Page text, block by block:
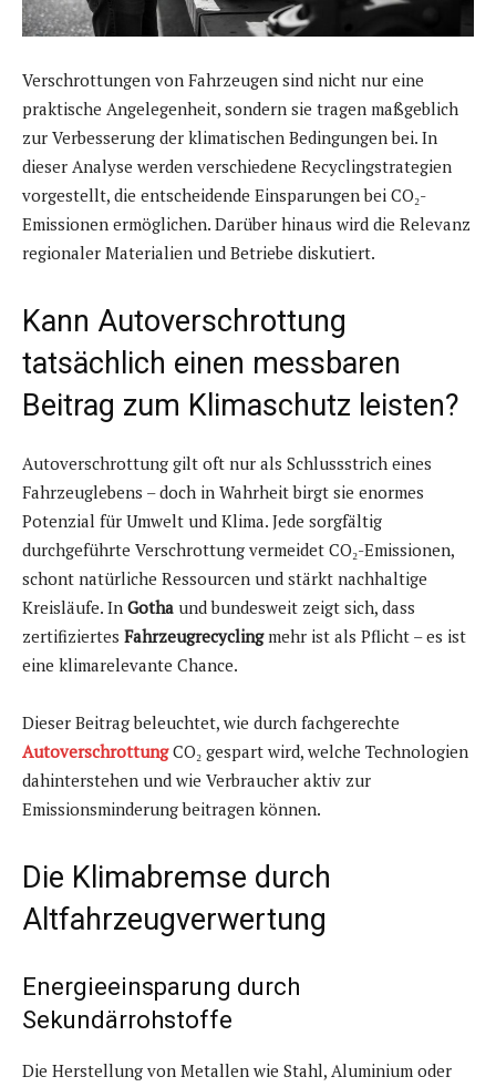
Verschrottungen von Fahrzeugen sind nicht nur eine
praktische Angelegenheit, sondern sie tragen maßgeblich
zur Verbesserung der klimatischen Bedingungen bei. In
dieser Analyse werden verschiedene Recyclingstrategien
vorgestellt, die entscheidende Einsparungen bei CO₂-
Emissionen ermöglichen. Darüber hinaus wird die Relevanz
regionaler Materialien und Betriebe diskutiert.
Kann Autoverschrottung
tatsächlich einen messbaren
Beitrag zum Klimaschutz leisten?
Autoverschrottung gilt oft nur als Schlussstrich eines
Fahrzeuglebens – doch in Wahrheit birgt sie enormes
Potenzial für Umwelt und Klima. Jede sorgfältig
durchgeführte Verschrottung vermeidet CO₂-Emissionen,
schont natürliche Ressourcen und stärkt nachhaltige
Kreisläufe. In Gotha und bundesweit zeigt sich, dass
zertifiziertes Fahrzeugrecyclingmehr ist als Pflicht – es ist
eine klimarelevante Chance.
Dieser Beitrag beleuchtet, wie durch fachgerechte
AutoverschrottungCO₂ gespart wird, welche Technologien
dahinterstehen und wie Verbraucher aktiv zur
Emissionsminderung beitragen können.
Die Klimabremse durch
Altfahrzeugverwertung
Energieeinsparung durch
Sekundärrohstoffe
Die Herstellung von Metallen wie Stahl, Aluminium oder